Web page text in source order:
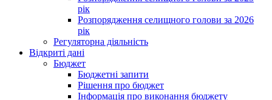
рік
Розпорядження селищного голови за 2026
рік
Регуляторна діяльність
Відкриті дані
Бюджет
Бюджетні запити
Рішення про бюджет
Інформація про виконання бюджету